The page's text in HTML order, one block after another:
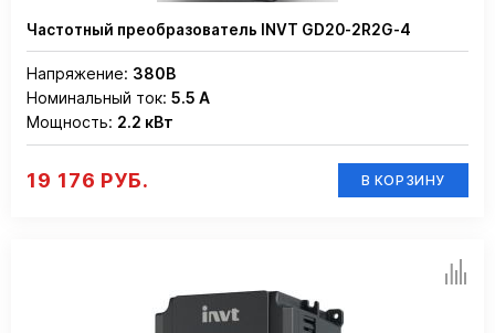
Частотный преобразователь INVT GD20-2R2G-4
Напряжение: 380В
Номинальный ток: 5.5 А
Мощность: 2.2 кВт
19 176 РУБ. В КОРЗИНУ